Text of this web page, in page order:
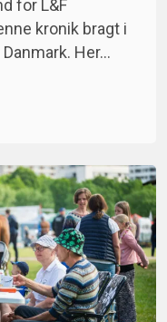
for L&F
kronik bragt i
Her…